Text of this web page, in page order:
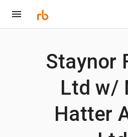
Staynor
Ltd w/
Hatter